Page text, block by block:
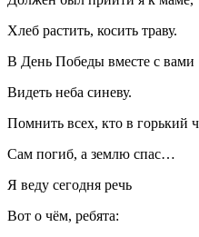
Хлеб растить, косить траву.
В День Победы вместе с вами
Видеть неба синеву.
Помнить всех, кто в горький
Сам погиб, а землю спас…
Я веду сегодня речь
Вот о чём, ребята: